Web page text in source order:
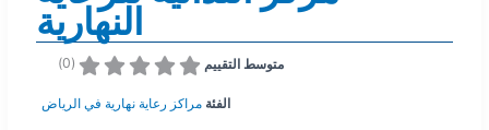
النهارية
متوسط التقييم (
0
)
الفئة مراكز رعاية نهارية في الرياض